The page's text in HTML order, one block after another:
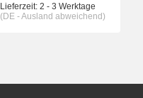
Lieferzeit: 2 - 3 Werktage
(DE - Ausland abweichend)